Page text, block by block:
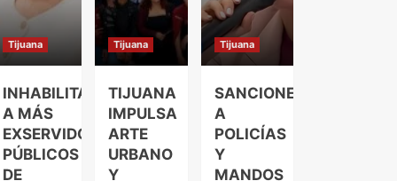
Tijuana
INHABILITAN
A MÁS
EXSERVIDORES
PÚBLICOS
DE
Tijuana
TIJUANA
IMPULSA
ARTE
URBANO
Y
Tijuana
SANCIONES
A
POLICÍAS
Y
MANDOS